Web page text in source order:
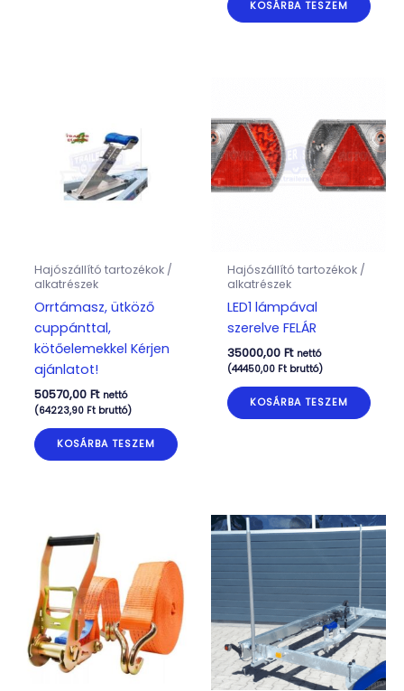
KOSÁRBA TESZEM
Hajószállító tartozékok /
alkatrészek
Orrtámasz, ütköző
cuppánttal,
kötőelemekkel Kérjen
ajánlatot!
50570,00 Ft nettó
(64223,90 Ftbruttó)
KOSÁRBA TESZEM
Hajószállító tartozékok /
alkatrészek
LED1 lámpával
szerelve FELÁR
35000,00 Ft nettó
(44450,00 Ftbruttó)
KOSÁRBA TESZEM